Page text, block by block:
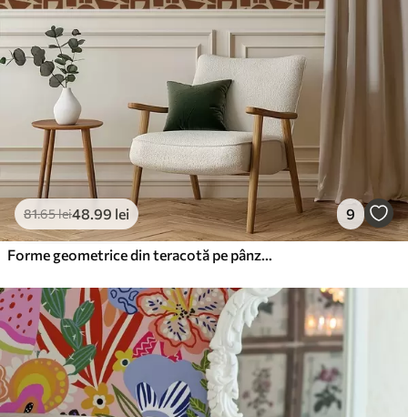
Materiale disponibile
Standard
166.65
Premium
220.02132.01lei/m²
Vinil Premium
250.00 .00 /m²
81.65lei48.99 lei 9
Forme geometrice din teracotă pe pânză de in